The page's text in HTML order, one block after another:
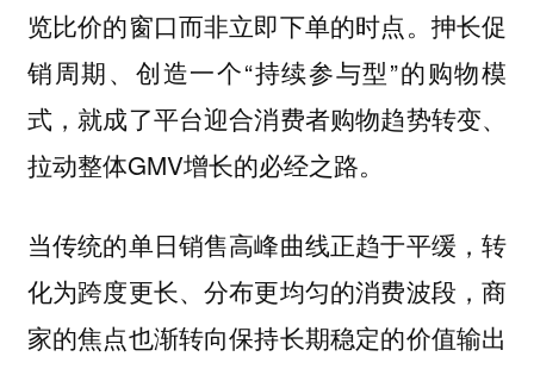
览比价的窗口而非立即下单的时点。抻长促
销周期、创造一个“持续参与型”的购物模
式，就成了平台迎合消费者购物趋势转变、
拉动整体GMV增长的必经之路。
当传统的单日销售高峰曲线正趋于平缓，转
化为跨度更长、分布更均匀的消费波段，商
家的焦点也渐转向保持长期稳定的价值输出